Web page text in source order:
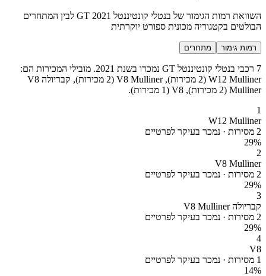
השוואת רמות הגימור של בנטלי קונטיננטל GT 2021 לבין המתחרים
הבולטים בקטגוריה מכונית ספורט יוקרתית
רמות גימור מתחרים
7 רכבי בנטלי קונטיננטל GT נמכרו בשנת 2021. מובילי המכירות הם:
W12 Mulliner (2 מכירות), V8 Mulliner (2 מכירות), קבריולה V8
Mulliner (2 מכירות), V8 (1 מכירות).
1
W12 Mulliner
2 מסירות · נמכר בעיקר לפרטיים
29%
2
V8 Mulliner
2 מסירות · נמכר בעיקר לפרטיים
29%
3
קבריולה V8 Mulliner
2 מסירות · נמכר בעיקר לפרטיים
29%
4
V8
1 מסירות · נמכר בעיקר לפרטיים
14%